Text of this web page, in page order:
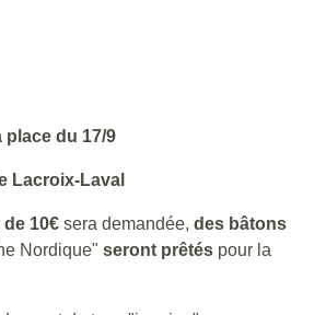
du 17/9
Lacroix-Laval
10€ sera demandée, des bâtons
Nordique" seront prêtés pour la